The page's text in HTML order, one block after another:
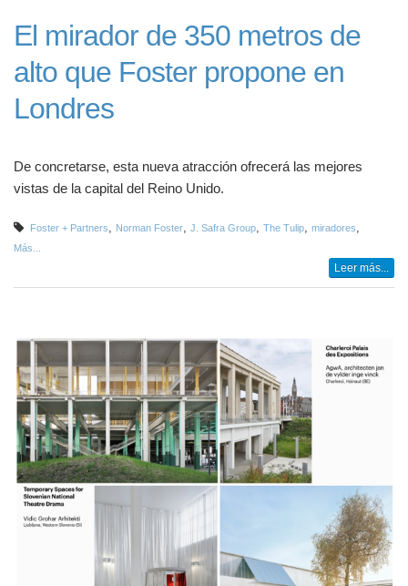
El mirador de 350 metros de
alto que Foster propone en
Londres
De concretarse, esta nueva atracción ofrecerá las mejores
vistas de la capital del Reino Unido.
Foster + Partners, Norman Foster, J. Safra Group, The Tulip, miradores,
Más...
Leer más...